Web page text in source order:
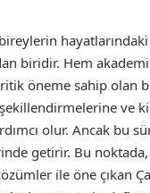
biridir. Hem
öneme sahip olan
ve
olur. Ancak bu
getirir. Bu
ile öne çıkan